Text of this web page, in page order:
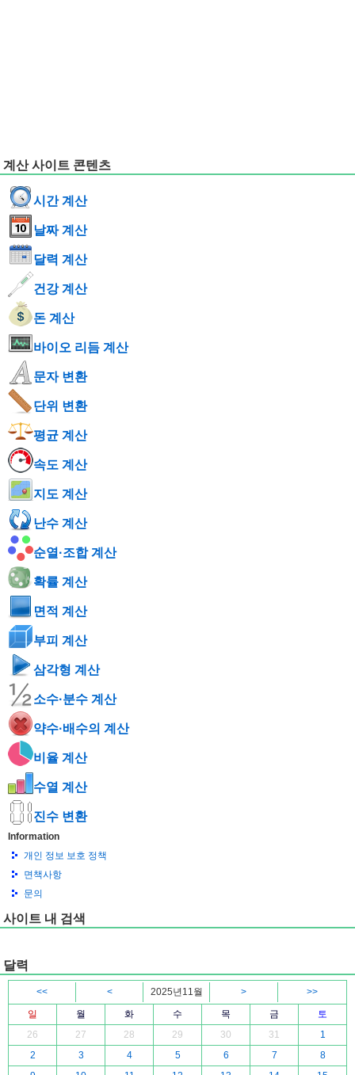
계산 사이트 콘텐츠
시간 계산
날짜 계산
달력 계산
건강 계산
돈 계산
바이오 리듬 계산
문자 변환
단위 변환
평균 계산
속도 계산
지도 계산
난수 계산
순열·조합 계산
확률 계산
면적 계산
부피 계산
삼각형 계산
소수·분수 계산
약수·배수의 계산
비율 계산
수열 계산
진수 변환
Information
개인 정보 보호 정책
면책사항
문의
사이트 내 검색
달력
<< < 2025년11월 >
>>
일
월 화 수 목 금
토
26
27 28 29 30 31
1
2
3 4 5 6 7
8